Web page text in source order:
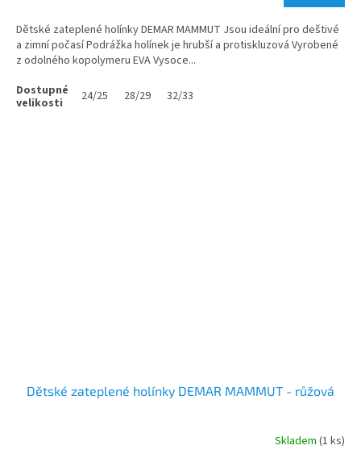
Dětské zateplené holínky DEMAR MAMMUT Jsou ideální pro deštivé
a zimní počasí Podrážka holínek je hrubší a protiskluzová Vyrobené
z odolného kopolymeru EVA Vysoce...
24/25 28/29 32/33
Dětské zateplené holínky DEMAR MAMMUT - růžová
Skladem (1 ks)